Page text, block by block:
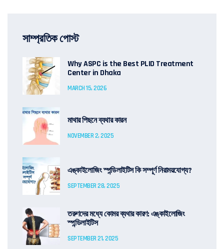
সাম্প্রতিক পোস্ট
Why ASPC is the Best PLID Treatment
Center in Dhaka
MARCH 15, 2026
মাথার পিছনে ব্যথার কারন
NOVEMBER 2, 2025
এঙ্কাইলোজিং স্পন্ডিলাইটিস কি সম্পূর্ণ নিরাময়যোগ্য?
SEPTEMBER 28, 2025
তরুণদের মধ্যে কোমর ব্যথার কারণ: এঙ্কাইলোজিং
স্পন্ডিলাইটিস
SEPTEMBER 21, 2025